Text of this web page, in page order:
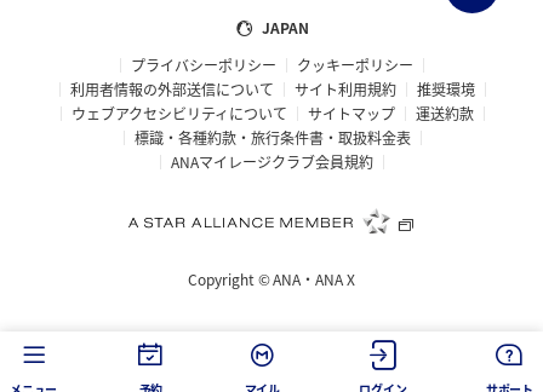
JAPAN
プライバシーポリシー
クッキーポリシー
利用者情報の外部送信について
サイト利用規約
推奨環境
ウェブアクセシビリティについて
サイトマップ
運送約款
標識・各種約款・旅行条件書・取扱料金表
ANAマイレージクラブ会員規約
Copyright ©ANA・ANA X